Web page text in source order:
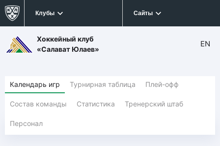
Клубы Сайты
Хоккейный клуб
«Салават Юлаев»
EN
Календарь игр Турнирная таблица Плей-офф
Состав команды Статистика Тренерский штаб
Персонал